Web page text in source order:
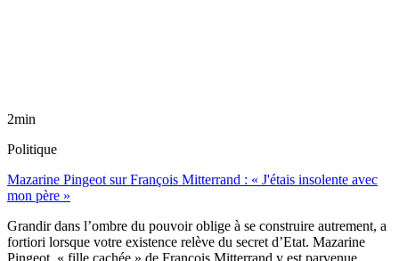
2min
Politique
Mazarine Pingeot sur François Mitterrand : « J'étais insolente avec
mon père »
Grandir dans l’ombre du pouvoir oblige à se construire autrement, a
fortiori lorsque votre existence relève du secret d’Etat. Mazarine
Pingeot, « fille cachée » de François Mitterrand y est parvenue.